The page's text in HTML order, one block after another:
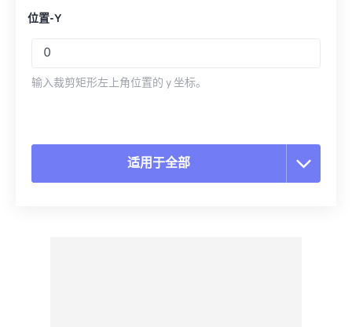
位置-Y
输入裁剪矩形左上角位置的 y 坐标。
适用于全部